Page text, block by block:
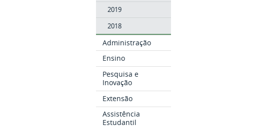
2019
2018
Administração
Ensino
Pesquisa e
Inovação
Extensão
Assistência
Estudantil